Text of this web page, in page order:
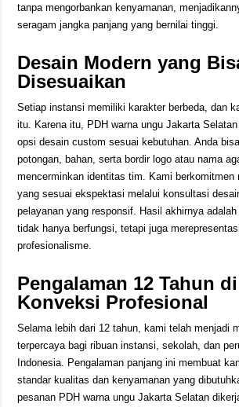
tanpa mengorbankan kenyamanan,
seragam jangka panjang yang bernilai tinggi.
Desain Modern yang
Disesuaikan
Setiap instansi memiliki karakter berbeda, dan
itu. Karena itu, PDH warna ungu Jakarta
opsi desain custom sesuai kebutuhan. Anda
potongan, bahan, serta bordir logo atau nama
mencerminkan identitas tim. Kami berkomitmen
yang sesuai ekspektasi melalui konsultasi
pelayanan yang responsif. Hasil akhirnya
tidak hanya berfungsi, tetapi juga
profesionalisme.
Pengalaman 12 Tahun
Konveksi Profesional
Selama lebih dari 12 tahun, kami telah menjadi
terpercaya bagi ribuan instansi, sekolah, dan
Indonesia. Pengalaman panjang ini membuat
standar kualitas dan kenyamanan yang
pesanan PDH warna ungu Jakarta Selatan